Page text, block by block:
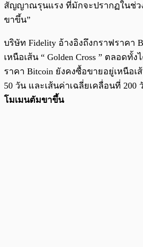
สัญญาณรุนแรง ที่มักจะปรากฏในช่ว
ขาขึ้น”
บริษัท Fidelity อ้างอิงถึงกราฟราคา
เหนือเส้น “ Golden Cross ” ตลอดทั้
ราคา Bitcoin ยังคงซื้อขายอยู่เหนือเ
50 วัน และเส้นค่าเฉลี่ยเคลื่อนที่ 200
โมเมนตัมขาขึ้น